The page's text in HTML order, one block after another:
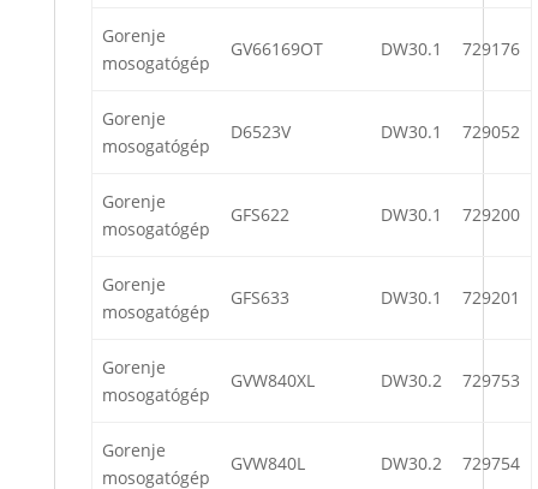
Gorenje
mosogatógép
GV66169OT DW30.1 729176
Gorenje
mosogatógép
D6523V DW30.1 729052
Gorenje
mosogatógép
GFS622 DW30.1 729200
Gorenje
mosogatógép
GFS633 DW30.1 729201
Gorenje
mosogatógép
GVW840XL DW30.2 729753
Gorenje
mosogatógép
GVW840L DW30.2 729754